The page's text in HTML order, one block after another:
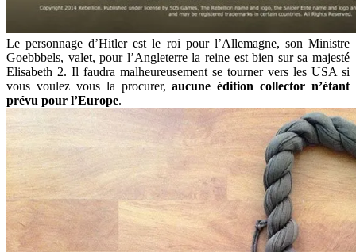
Le personnage d’Hitler est le roi pour l’Allemagne, son Ministre
Goebbbels, valet, pour l’Angleterre la reine est bien sur sa majesté
Elisabeth 2. Il faudra malheureusement se tourner vers les USA si
vous voulez vous la procurer,aucune édition collector n’étant
prévu pour l’Europe.